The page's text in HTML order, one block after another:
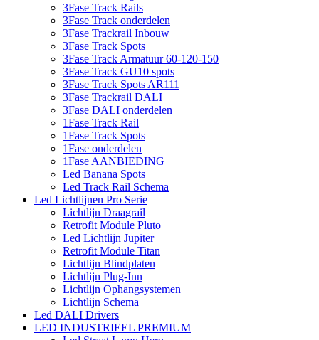
3Fase Track Rails
3Fase Track onderdelen
3Fase Trackrail Inbouw
3Fase Track Spots
3Fase Track Armatuur 60-120-150
3Fase Track GU10 spots
3Fase Track Spots AR111
3Fase Trackrail DALI
3Fase DALI onderdelen
1Fase Track Rail
1Fase Track Spots
1Fase onderdelen
1Fase AANBIEDING
Led Banana Spots
Led Track Rail Schema
Led Lichtlijnen Pro Serie
Lichtlijn Draagrail
Retrofit Module Pluto
Led Lichtlijn Jupiter
Retrofit Module Titan
Lichtlijn Blindplaten
Lichtlijn Plug-Inn
Lichtlijn Ophangsystemen
Lichtlijn Schema
Led DALI Drivers
LED INDUSTRIEEL PREMIUM